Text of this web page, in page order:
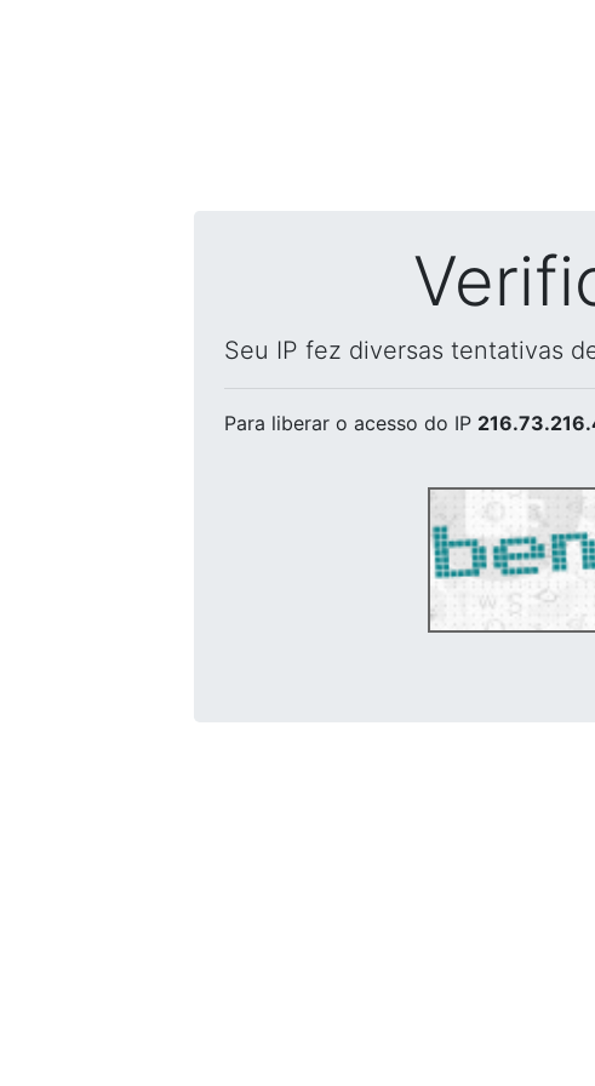
Seu IP fez diversas tentativas
Para liberar o acesso do IP